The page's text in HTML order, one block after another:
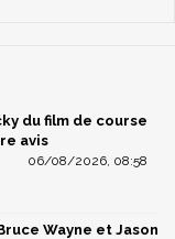
du film de course
avis
06/08/2026, 08:58
Wayne et Jason